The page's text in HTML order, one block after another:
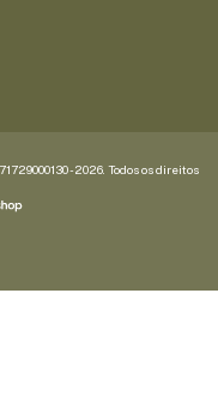
- 2026. Todos os direitos